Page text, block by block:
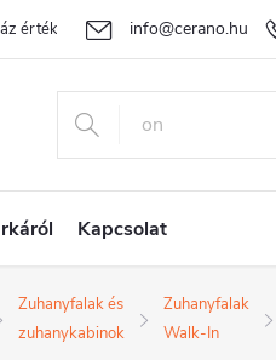
info@cerano.hu
értékelése Egyedi árazás
Kapcsolat
Zuhanyfalak és
zuhanykabinok
Zuhanyfalak
Walk-In